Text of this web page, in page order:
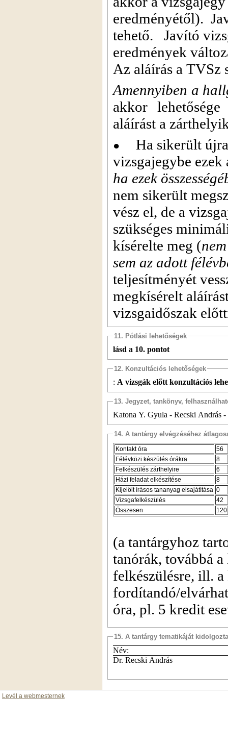
eredményétől).
tehető.
Javító
eredmények
Az aláírás a TVSz
Amennyiben a
akkor
aláírást a
●
Ha sikerült
vizsgajegybe ezek
ha ezek
nem sikerült
vész el, de a
szükséges
kísérelte meg (
sem az adott
teljesítményét
megkísérelt
vizsgaidőszak
11. Pótlási lehetőségek
lásd a 10. pontot
12. Konzultációs lehetőségek
: A vizsgák előtt konzultációs
13. Jegyzet, tankönyv,
Katona Y. Gyula - Recski András -
14. A tantárgy elvégzéséhez
Kontakt óra
56
Félévközi készülés órákra
8
Felkészülés zárthelyire
6
Házi feladat elkészítése
8
Kijelölt írásos tananyag elsajátítása 0
Vizsgafelkészülés
42
Összesen
120
(a tantárgyhoz
tanórák, továbbá
felkészülésre, ill.
fordítandó/
óra, pl. 5 kredit
15. A tantárgy tematikáját kidolgozta
Név:
Dr. Recski András
Levél a webmesternek